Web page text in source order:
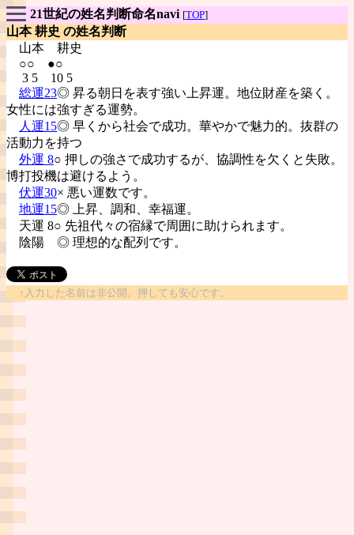
21世紀の姓名判断命名navi [TOP]
山本 耕史 の姓名判断
山本 耕史
○○ ●○
3 5 10 5
総運23◎ 昇る朝日を表す強い上昇運。地位財産を築く。
女性には強すぎる運勢。
人運15◎ 早くから社会で成功。華やかで魅力的。抜群の
活動力を持つ
外運 8○ 押しの強さで成功するが、協調性を欠くと失敗。
博打投機は避けるよう。
伏運30× 悪い運数です。
地運15◎ 上昇、調和、幸福運。
天運 8○ 先祖代々の宿縁で周囲に助けられます。
陰陽 ◎ 理想的な配列です。
↑入力した名前は非公開。押しても安心です。